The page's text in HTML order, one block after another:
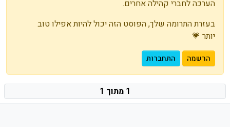
הערכה לחברי קהילה אחרים.
בעזרת התרומה שלך, הפוסט הזה יכול להיות אפילו טוב
יותר 💗
הרשמה התחברות
1 מתוך 1